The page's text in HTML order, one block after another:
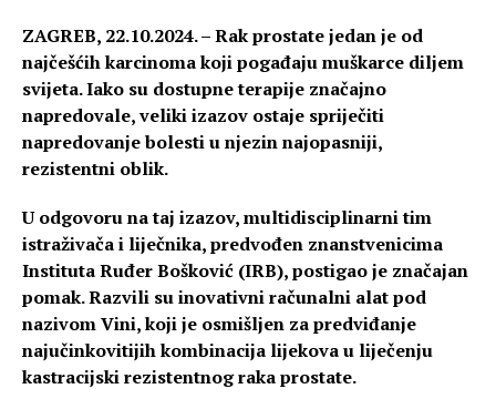
ZAGREB, 22.10.2024. – Rak prostate jedan je od
najčešćih karcinoma koji pogađaju muškarce diljem
svijeta. Iako su dostupne terapije značajno
napredovale, veliki izazov ostaje spriječiti
napredovanje bolesti u njezin najopasniji,
rezistentni oblik.
U odgovoru na taj izazov, multidisciplinarni tim
istraživača i liječnika, predvođen znanstvenicima
Instituta Ruđer Bošković (IRB), postigao je značajan
pomak. Razvili su inovativni računalni alat pod
nazivom Vini, koji je osmišljen za predviđanje
najučinkovitijih kombinacija lijekova u liječenju
kastracijski rezistentnog raka prostate.